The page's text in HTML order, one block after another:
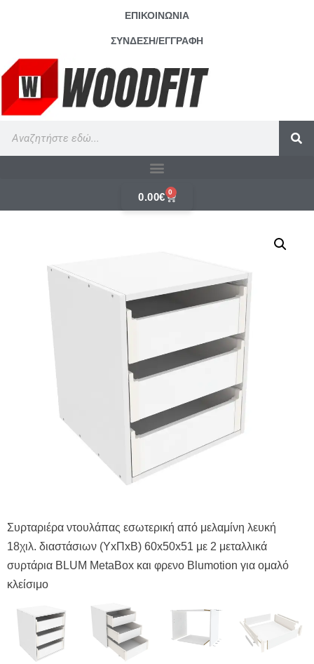
ΕΠΙΚΟΙΝΩΝΙΑ
ΣΥΝΔΕΣΗ/ΕΓΓΡΑΦΗ
0.00€ 0
Συρταριέρα ντουλάπας εσωτερική από μελαμίνη λευκή
18χιλ. διαστάσιων (ΥxΠxΒ) 60x50x51 με 2 μεταλλικά
συρτάρια BLUM MetaBox και φρενο Blumotion για ομαλό
κλείσιμο